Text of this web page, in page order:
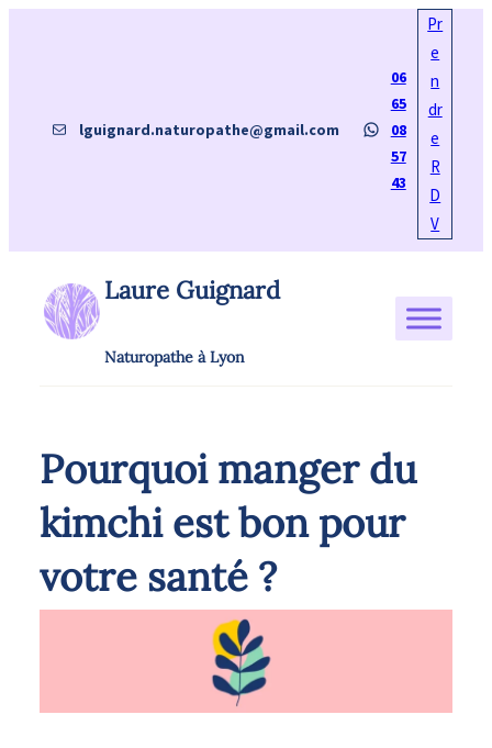
E-maillguignard.naturopathe@gmail.com WhatsApp
06
65
08
57
43
Pr
e
n
dr
e
R
D
V
Laure Guignard
Naturopathe à Lyon
Pourquoi manger du
kimchi est bon pour
votre santé ?